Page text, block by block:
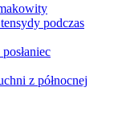
podczas
z północnej